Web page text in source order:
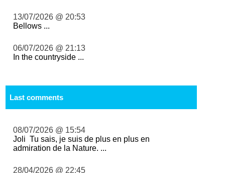
13/07/2026 @ 20:53
Bellows ...
06/07/2026 @ 21:13
In the countryside ...
Last comments
08/07/2026 @ 15:54
Joli Tu sais, je suis de plus en plus en
admiration de la Nature. ...
28/04/2026 @ 22:45